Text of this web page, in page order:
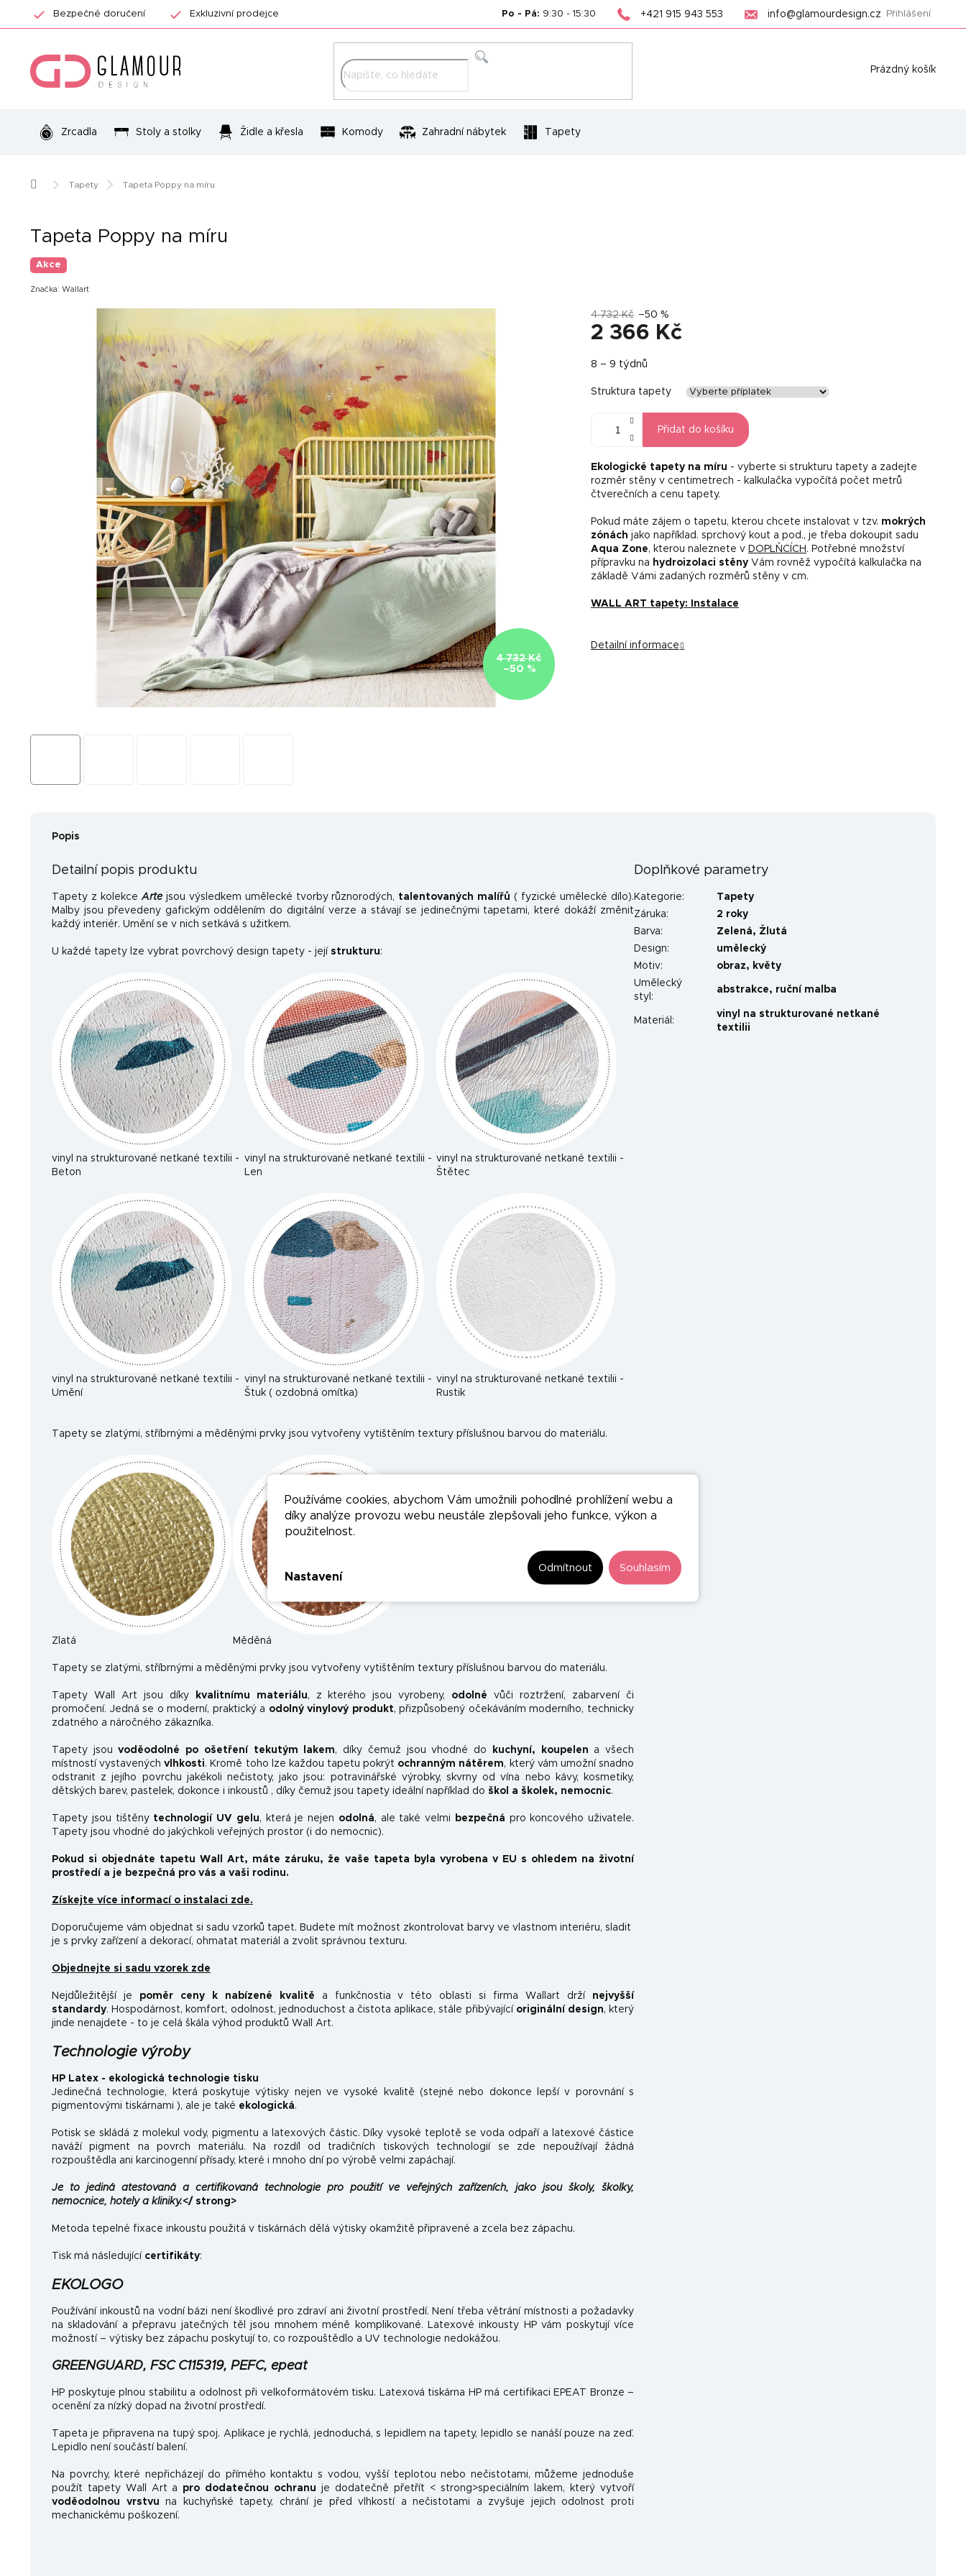
Používáme cookies, abychom Vám umožnili pohodlné prohlížení webu a
díky analýze provozu webu neustále zlepšovali jeho funkce, výkon a
použitelnost.
Nastavení
Odmítnout Souhlasím
Bezpečné doručení Exkluzivní prodejce Po - Pá: 9:30 - 15:30 +421 915 943 553 info@glamourdesign.cz Přihlášení
Nákupní
Prázdný košík
Zrcadla Stoly a stolky Židle a křesla Komody Zahradní nábytek Tapety
Domů Tapety Tapeta Poppy na míru
Tapeta Poppy na míru
Akce
Značka: Wallart
4 732 Kč
–50 %
4 732 Kč –50 %
2 366 Kč
cena:
8 – 9 týdnů
Struktura tapety
Přidat do košíku
Ekologické tapety na míru - vyberte si strukturu tapety a zadejte
rozměr stěny v centimetrech - kalkulačka vypočítá počet metrů
čtverečních a cenu tapety.
Pokud máte zájem o tapetu, kterou chcete instalovat v tzv. mokrých
zónách jako například. sprchový kout a pod., je třeba dokoupit sadu
Aqua Zone, kterou naleznete v DOPLŇCÍCH . Potřebné množství
přípravku na hydroizolaci stěny Vám rovněž vypočítá kalkulačka na
základě Vámi zadaných rozměrů stěny v cm.
WALL ART tapety: Instalace
Detailní informace
Popis
Detailní popis produktu
Tapety z kolekceArtejsou výsledkem umělecké tvorby různorodých, talentovaných malířů ( fyzické umělecké dílo).
Malby jsou převedeny gafickým oddělením do digitální verze a stávají se jedinečnými tapetami, které dokáží změnit
každý interiér. Umění se v nich setkává s užitkem.
U každé tapety lze vybrat povrchový design tapety - její strukturu:
vinyl na strukturované netkané textilii -
Beton
vinyl na strukturované netkané textilii -
Len
vinyl na strukturované netkané textilii -
Štětec
vinyl na strukturované netkané textilii -
Umění
vinyl na strukturované netkané textilii -
Štuk ( ozdobná omítka)
vinyl na strukturované netkané textilii -
Rustik
Tapety se zlatými, stříbrnými a měděnými prvky jsou vytvořeny vytištěním textury příslušnou barvou do materiálu.
Zlatá Měděná
Tapety se zlatými, stříbrnými a měděnými prvky jsou vytvořeny vytištěním textury příslušnou barvou do materiálu.
Tapety Wall Art jsou díky kvalitnímu materiálu, z kterého jsou vyrobeny, odolné vůči roztržení, zabarvení či
promočení. Jedná se o moderní, praktický a odolný vinylový produkt, přizpůsobený očekáváním moderního, technicky
zdatného a náročného zákazníka.
Tapety jsouvoděodolné po ošetření tekutým lakem, díky čemuž jsou vhodné do kuchyní, koupelen a všech
místností vystavenýchvlhkosti. Kromě toho lze každou tapetu pokrýt ochranným nátěrem, který vám umožní snadno
odstranit z jejího povrchu jakékoli nečistoty, jako jsou: potravinářské výrobky, skvrny od vína nebo kávy, kosmetiky,
dětských barev, pastelek, dokonce i inkoustů , díky čemuž jsou tapety ideální například do škol a školek, nemocnic.
Tapety jsou tištěny technologií UV gelu, která je nejen odolná, ale také velmi bezpečná pro koncového uživatele.
Tapety jsou vhodné do jakýchkoli veřejných prostor (i do nemocnic).
Pokud si objednáte tapetu Wall Art, máte záruku, že vaše tapeta byla vyrobena v EU s ohledem na životní
prostředí a je bezpečná pro vás a vaši rodinu.
Získejte více informací o instalaci zde.
Doporučujeme vám objednat si sadu vzorků tapet. Budete mít možnost zkontrolovat barvy ve vlastnom interiéru, sladit
je s prvky zařízení a dekorací, ohmatat materiál a zvolit správnou texturu.
Objednejte si sadu vzorek zde
Nejdůležitější je poměr ceny k nabízené kvalitě a funkčnostia v této oblasti si firma Wallart drží nejvyšší
standardy. Hospodárnost, komfort, odolnost, jednoduchost a čistota aplikace, stále přibývající originální design, který
jinde nenajdete - to je celá škála výhod produktů Wall Art.
Technologie výroby
HP Latex - ekologická technologie tisku
Jedinečná technologie, která poskytuje výtisky nejen ve vysoké kvalitě (stejné nebo dokonce lepší v porovnání s
pigmentovými tiskárnami ), ale je také ekologická.
Potisk se skládá z molekul vody, pigmentu a latexových částic. Díky vysoké teplotě se voda odpaří a latexové částice
naváží pigment na povrch materiálu. Na rozdíl od tradičních tiskových technologií se zde nepoužívají žádná
rozpouštědla ani karcinogenní přísady, které i mnoho dní po výrobě velmi zapáchají.
Je to jediná atestovaná a certifikovaná technologie pro použití ve veřejných zařízeních, jako jsou školy, školky,
nemocnice, hotely a kliniky.</ strong>
Metoda tepelné fixace inkoustu použitá v tiskárnách dělá výtisky okamžitě připravené a zcela bez zápachu.
Tisk má následující certifikáty:
EKOLOGO
Používání inkoustů na vodní bázi není škodlivé pro zdraví ani životní prostředí. Není třeba větrání místnosti a požadavky
na skladování a přepravu jatečných těl jsou mnohem méně komplikované. Latexové inkousty HP vám poskytují více
možností – výtisky bez zápachu poskytují to, co rozpouštědlo a UV technologie nedokážou.
GREENGUARD, FSC C115319, PEFC, epeat
HP poskytuje plnou stabilitu a odolnost při velkoformátovém tisku. Latexová tiskárna HP má certifikaci EPEAT Bronze –
ocenění za nízký dopad na životní prostředí.
Tapeta je připravena na tupý spoj. Aplikace je rychlá, jednoduchá, s lepidlem na tapety, lepidlo se nanáší pouze na zeď.
Lepidlo není součástí balení.
Na povrchy, které nepřicházejí do přímého kontaktu s vodou, vyšší teplotou nebo nečistotami, můžeme jednoduše
použít tapety Wall Art a pro dodatečnou ochranu je dodatečně přetřít < strong>speciálním lakem, který vytvoří
voděodolnou vrstvu na kuchyňské tapety, chrání je před vlhkostí a nečistotami a zvyšuje jejich odolnost proti
mechanickému poškození.
Doplňkové parametry
Kategorie:
Tapety
Záruka:
2 roky
Barva: Zelená, Žlutá
Design:
umělecký
Motiv: obraz, květy
Umělecký
styl :
abstrakce, ruční malba
Materiál :
vinyl na strukturované netkané
textilii